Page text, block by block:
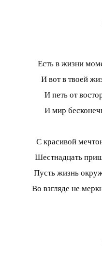
Есть в жизни
И вот в твоей
И петь от
И мир
С красивой
Шестнадцать
Пусть жизнь
Во взгляде не